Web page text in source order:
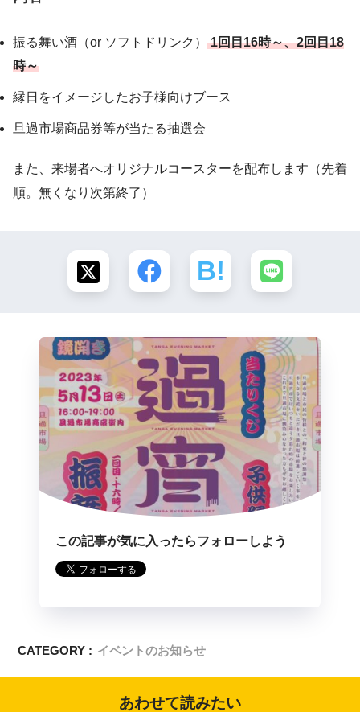
振る舞い酒（or ソフトドリンク） 1回目16時～、2回目18
時～
縁日をイメージしたお子様向けブース
旦過市場商品券等が当たる抽選会
また、来場者へオリジナルコースターを配布します（先着
順。無くなり次第終了）
この記事が気に入ったらフォローしよう
CATEGORY : イベントのお知らせ
あわせて読みたい